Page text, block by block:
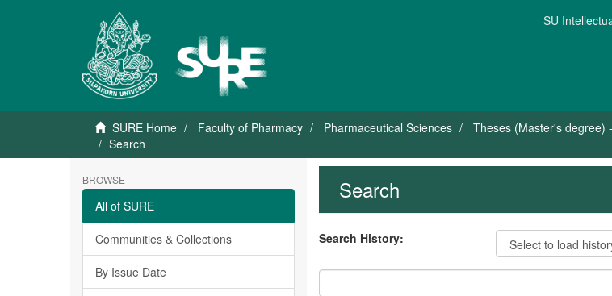
SU
SURE Home Faculty of Pharmacy Pharmaceutical Sciences
Theses (Master's
Search
BROWSE
All of SURE
Communities & Collections
By Issue Date
Search
Search History: